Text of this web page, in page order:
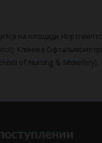
на площади
Клиника
of Nursing & Midwifery).